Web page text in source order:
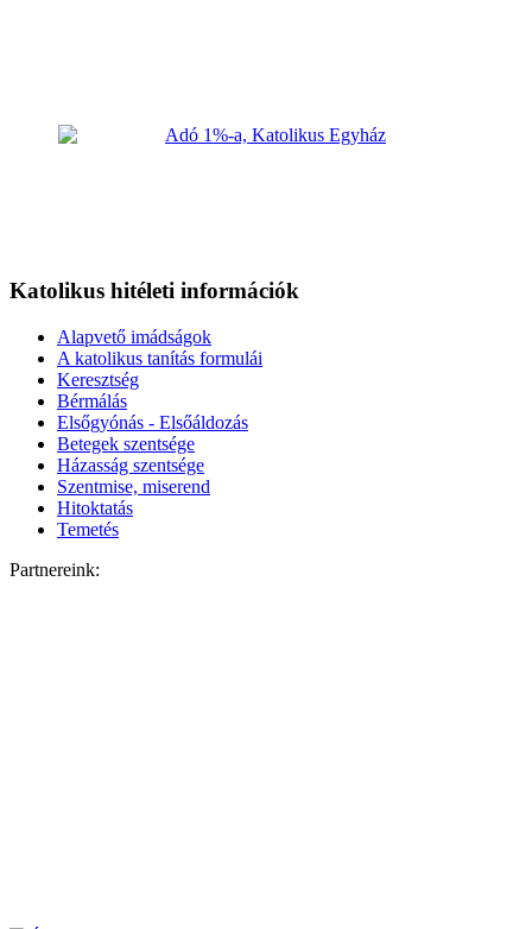
Katolikus hitéleti információk
Alapvető imádságok
A katolikus tanítás formulái
Keresztség
Bérmálás
Elsőgyónás - Elsőáldozás
Betegek szentsége
Házasság szentsége
Szentmise, miserend
Hitoktatás
Temetés
Partnereink: